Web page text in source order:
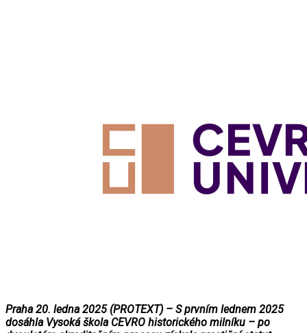
Praha 20. ledna 2025 (PROTEXT) – S prvním lednem 2025
dosáhla Vysoká škola CEVRO historického milníku – po